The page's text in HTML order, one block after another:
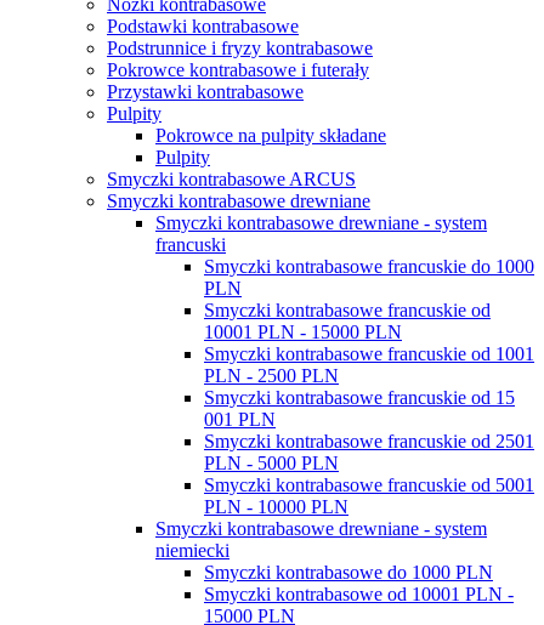
Nóżki kontrabasowe
Podstawki kontrabasowe
Podstrunnice i fryzy kontrabasowe
Pokrowce kontrabasowe i futerały
Przystawki kontrabasowe
Pulpity
Pokrowce na pulpity składane
Pulpity
Smyczki kontrabasowe ARCUS
Smyczki kontrabasowe drewniane
Smyczki kontrabasowe drewniane - system
francuski
Smyczki kontrabasowe francuskie do 1000
PLN
Smyczki kontrabasowe francuskie od
10001 PLN - 15000 PLN
Smyczki kontrabasowe francuskie od 1001
PLN - 2500 PLN
Smyczki kontrabasowe francuskie od 15
001 PLN
Smyczki kontrabasowe francuskie od 2501
PLN - 5000 PLN
Smyczki kontrabasowe francuskie od 5001
PLN - 10000 PLN
Smyczki kontrabasowe drewniane - system
niemiecki
Smyczki kontrabasowe do 1000 PLN
Smyczki kontrabasowe od 10001 PLN -
15000 PLN